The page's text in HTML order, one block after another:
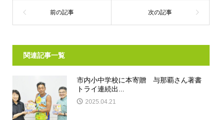
関連記事一覧
市内小中学校に本寄贈 与那覇さん著書
トライ連続出...
2025.04.21